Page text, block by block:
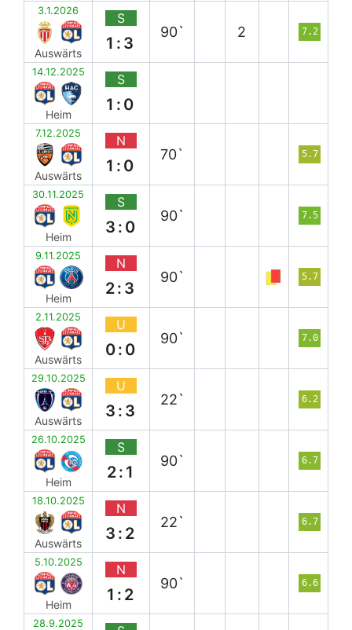
3.1.2026
Auswärts
S
1:3
90` 2 7.2
14.12.2025
Heim
S
1:0
7.12.2025
Auswärts
N
1:0
70` 5.7
30.11.2025
Heim
S
3:0
90` 7.5
9.11.2025
Heim
N
2:3
90` 5.7
2.11.2025
Auswärts
U
0:0
90` 7.0
29.10.2025
Auswärts
U
3:3
22` 6.2
26.10.2025
Heim
S
2:1
90` 6.7
18.10.2025
Auswärts
N
3:2
22` 6.7
5.10.2025
Heim
N
1:2
90` 6.6
28.9.2025